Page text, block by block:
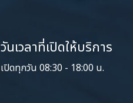
วันเวลาที่เปิดให้บริการ
เปิดทุกวัน 08:30 - 18:00 น.